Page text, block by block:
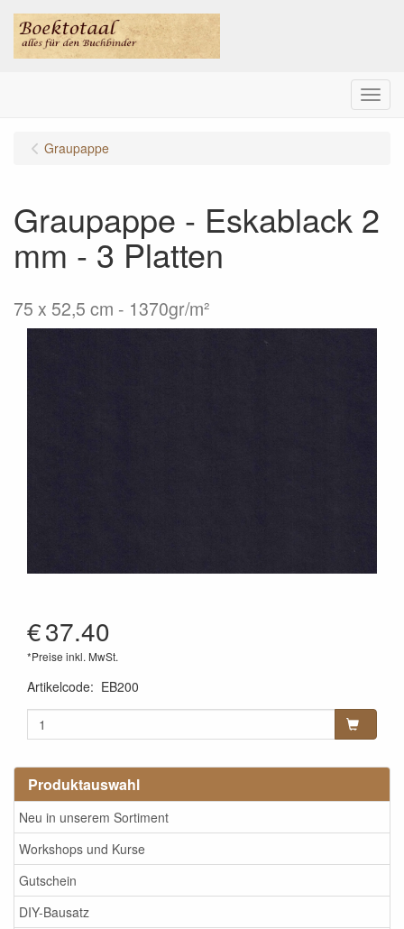
Menu
Produktauswahl
Neu in unserem Sortiment
Workshops und Kurse
Gutschein
DIY-Bausatz
Graupappe
Graupappe - Eskablack 2
mm - 3 Platten
75 x 52,5 cm - 1370gr/m²
€37.40
*Preise inkl. MwSt.
Artikelcode: EB200